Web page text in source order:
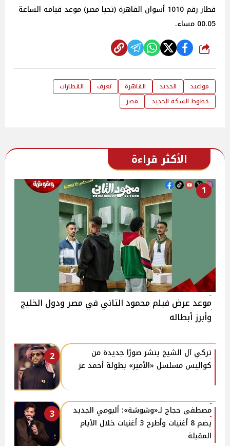
قطار رقم 1010 أسوان القاهرة (تحيا مصر) موعد قيامه الساعة
00.05 مساء.
شارك
مواعيد الحديد القاهرة تعرف
القطارات
خطوط السكة الحديد
مصر
الأكثر قراءة
1
موعد عرض فيلم محمود التاني في مصر ودول الخليج
وأبرز أبطاله
2
تركي آل الشيخ ينشر صورًا جديدة من
كواليس مسلسل «الأمير» بطولة أحمد عز
3
مصطفى حجاج لـ«وشوشة»: ألبومي الجديد
يضم 8 أغنيات وأطرح 3 أغنيات خلال الأيام
المقبلة